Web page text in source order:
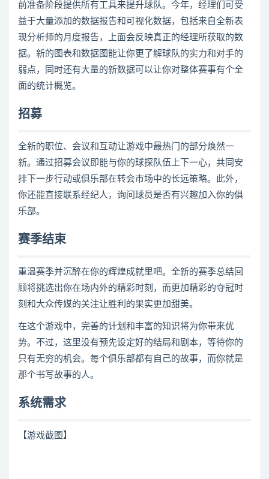
前准备阶段提供所有工具来提升球队。今年，经理们可受
益于大量添加的数据报告和可视化数据，包括来自全新表
现分析师的月度报告，上面会反映真正的经理所获取的数
据。新的图表和数据图能让你更了解球队的实力和对手的
弱点，同时还有大量的新数据可以让你对整体赛事有个全
面的统计概览。
招募
全新的职位、会议和互动让游戏中最热门的部分焕然一
新。通过招募会议即能与你的球探队伍上下一心，共同安
排下一步行动或俱乐部在转会市场中的长远策略。此外，
你还能直接联系经纪人，询问球员是否有兴趣加入你的俱
乐部。
赛季结束
重温赛季并沉醉在你的辉煌成就里吧。全新的赛季总结回
顾将挑选出你在场内外的精彩时刻，而更加精彩的夺冠时
刻和大众传媒的关注让胜利的果实更加甜美。
在这个游戏中，完善的计划和丰富的知识将为你带来优
势。不过，这里没有预先设定好的结局和剧本，等待你的
只有无穷的机会。每个俱乐部都有自己的故事，而你就是
那个书写故事的人。
系统需求
【游戏截图】